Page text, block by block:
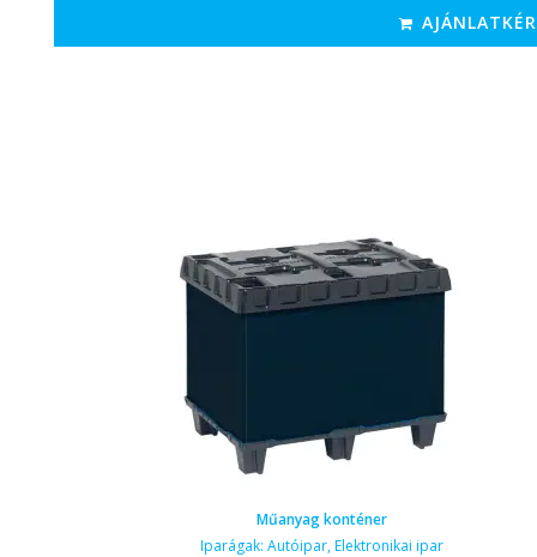
Műanyag konténer
Iparágak: Autóipar,Elektronikai ipar